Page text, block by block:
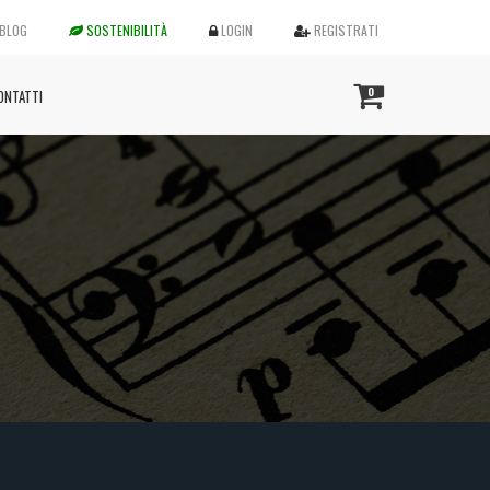
BLOG SOSTENIBILITÀ LOGIN REGISTRATI
0